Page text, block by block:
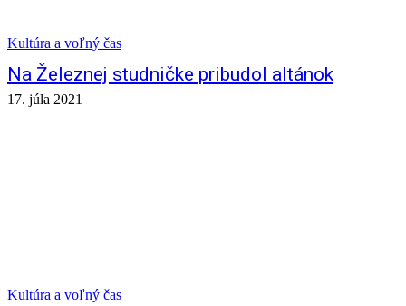
Kultúra a voľný čas
Na Železnej studničke pribudol altánok
17. júla 2021
Kultúra a voľný čas